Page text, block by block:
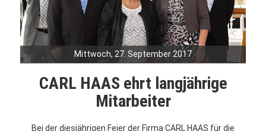
Mittwoch, 27. September 2017
CARL HAAS ehrt langjährige
Mitarbeiter
Bei der diesjährigen Feier der Firma CARL HAAS für die